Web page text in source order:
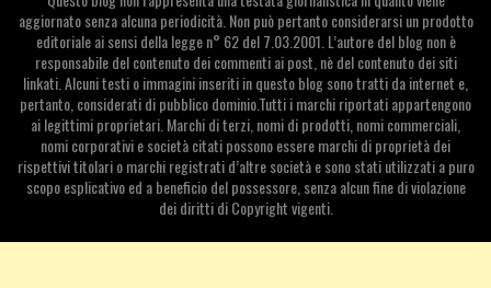
aggiornato senza alcuna periodicità. Non può pertanto considerarsi un prodotto
editoriale ai sensi della legge n° 62 del 7.03.2001. L’autore del blog non è
responsabile del contenuto dei commenti ai post, nè del contenuto dei siti
linkati. Alcuni testi o immagini inseriti in questo blog sono tratti da internet e,
pertanto, considerati di pubblico dominio.Tutti i marchi riportati appartengono
ai legittimi proprietari. Marchi di terzi, nomi di prodotti, nomi commerciali,
nomi corporativi e società citati possono essere marchi di proprietà dei
rispettivi titolari o marchi registrati d’altre società e sono stati utilizzati a puro
scopo esplicativo ed a beneficio del possessore, senza alcun fine di violazione
dei diritti di Copyright vigenti.